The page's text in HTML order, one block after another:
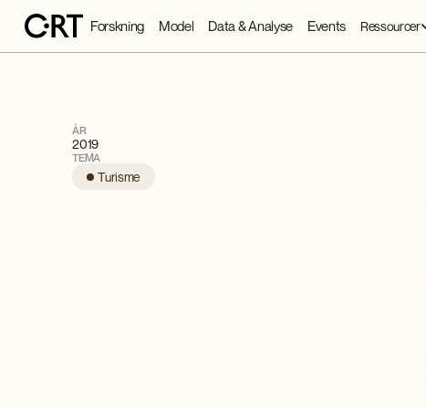
Forskning Model Data & Analyse Events Ressourcer
ÅR
2019
TEMA
Turisme